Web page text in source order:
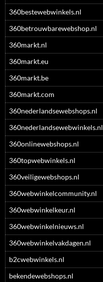
360bestewebwinkels.nl
360betrouwbarewebshop.nl
360markt.nl
360markt.eu
360markt.be
360markt.com
360nederlandsewebshops.nl
360nederlandsewebwinkels.nl
360onlinewebshops.nl
360topwebwinkels.nl
360veiligewebshops.nl
360webwinkelcommunity.nl
360webwinkelkeur.nl
360webwinkelnieuws.nl
360webwinkelvakdagen.nl
b2cwebwinkels.nl
bekendewebshops.nl